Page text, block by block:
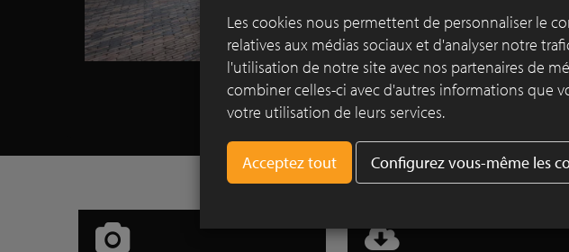
Les cookies nous permettent de personnaliser le
relatives aux médias sociaux et d'analyser notre
l'utilisation de notre site avec nos partenaires de
combiner celles-ci avec d'autres informations que
votre utilisation de leurs services.
Configurez vous-même les